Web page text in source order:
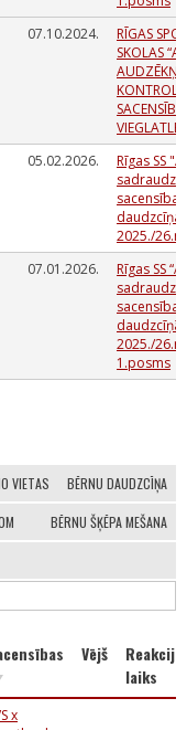
07.10.2024.
RĪGAS
SKOLAS
AUDZĒKŅU
05.02.2026.
Rīgas SS
sacensības
daudzcīņas
2025./
07.01.2026.
Rīgas SS
sacensības
daudzcīņās
2025./
1.posms
VIETAS BĒRNU DAUDZCĪŅA
BĒRNU ŠĶĒPA MEŠANA
Vējš
laiks
x